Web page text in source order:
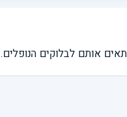
אותם לבלוקים הנופלים.